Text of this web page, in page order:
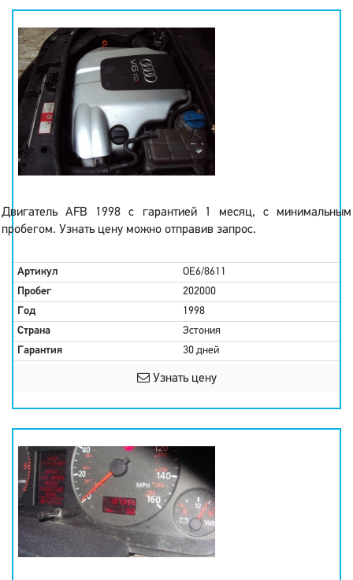
Двигатель AFB 1998 с гарантией 1 месяц, с минимальным
пробегом. Узнать цену можно отправив запрос.
Артикул
OE6/8611
Пробег
202000
Год
1998
Страна
Эстония
Гарантия
30 дней
Узнать цену